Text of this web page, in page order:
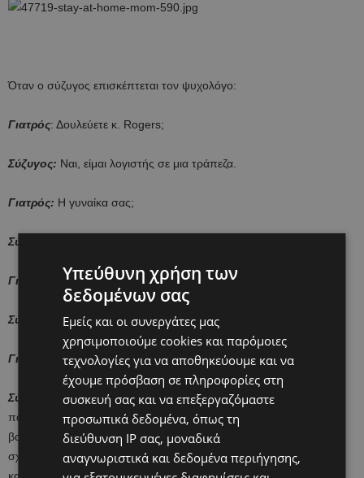
Όταν ο σύζυγος επισκέπτεται τον ψυχολόγο:
Γιατρός: Δουλεύετε κ. Rogers;
Σύζυγος: Ναι, είμαι λογιστής σε μια τράπεζα.
Γιατρός: Η γυναίκα σας;
Σύζυγος:
Γιατρός: Ποιος σας ετοιμάζει πρωινό κάθε μέρα;
Σύζυγος: Η γυναίκα μου, αφού δεν δουλεύει.
Γιατρός: Τι ώρα ξυπνάει;
Σύζυγος:
Ξυπνάει νωρίς γιατί έχει να ετοιμάσει το κολατσιό των
παιδιών, να τα ντύσει, να τους φτιάξει πρωινό, να βεβαιωθεί ότι
βούρτσισαν τα δόντια τους και ότι πήραν όλα τους τα βιβλία για το
σχολείο. Ξυπνάει όποτε ξυπνάει και το μωρό και του αλλάζει πάνα
Υπεύθυνη χρήση των
δεδομένων σας
Εμείς και οι συνεργάτες μας
χρησιμοποιούμε cookies και παρόμοιες
τεχνολογίες για να αποθηκεύουμε και να
έχουμε πρόσβαση σε πληροφορίες στη
συσκευή σας και να επεξεργαζόμαστε
προσωπικά δεδομένα, όπως τη
διεύθυνση IP σας, μοναδικά
αναγνωριστικά και δεδομένα περιήγησης,